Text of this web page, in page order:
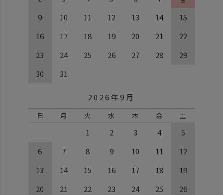
9
10 11 12 13 14
15
16
17 18 19 20 21
22
23
24 25 26 27 28
29
30
31
2026年9月
日 月 火 水 木 金 土
1 2 3 4
5
6
7 8 9 10 11
12
13
14 15 16 17 18
19
20
21 22 23 24 25
26